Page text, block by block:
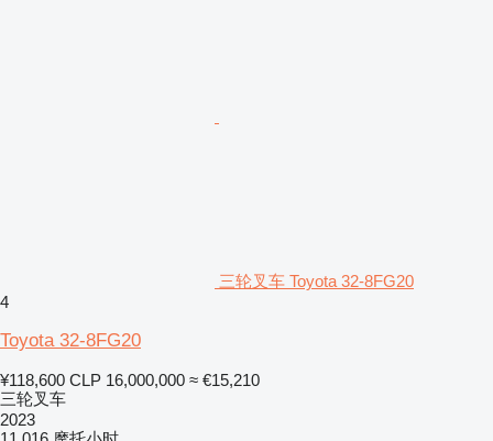
三轮叉车 Toyota 32-8FG20
4
Toyota 32-8FG20
¥118,600 CLP 16,000,000 ≈ €15,210
三轮叉车
2023